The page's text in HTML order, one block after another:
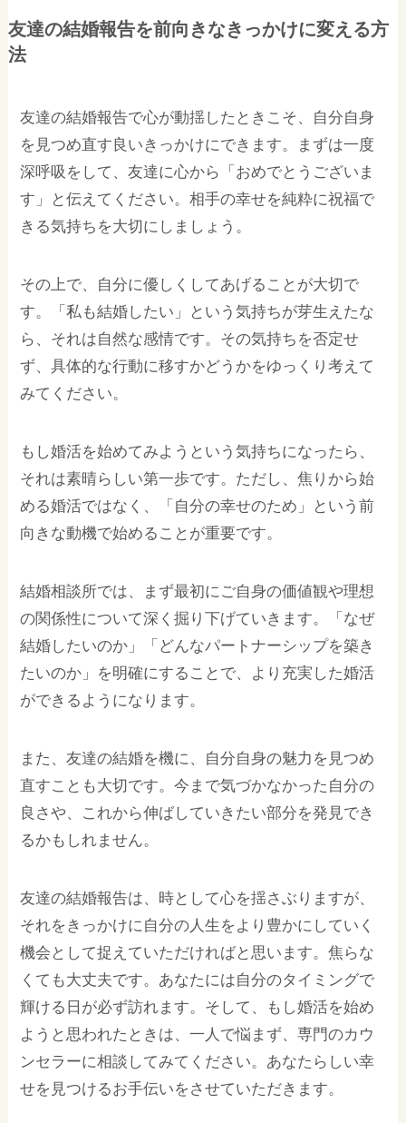
友達の結婚報告を前向きなきっかけに変える方
法
友達の結婚報告で心が動揺したときこそ、自分自身
を見つめ直す良いきっかけにできます。まずは一度
深呼吸をして、友達に心から「おめでとうございま
す」と伝えてください。相手の幸せを純粋に祝福で
きる気持ちを大切にしましょう。
その上で、自分に優しくしてあげることが大切で
す。「私も結婚したい」という気持ちが芽生えたな
ら、それは自然な感情です。その気持ちを否定せ
ず、具体的な行動に移すかどうかをゆっくり考えて
みてください。
もし婚活を始めてみようという気持ちになったら、
それは素晴らしい第一歩です。ただし、焦りから始
める婚活ではなく、「自分の幸せのため」という前
向きな動機で始めることが重要です。
結婚相談所では、まず最初にご自身の価値観や理想
の関係性について深く掘り下げていきます。「なぜ
結婚したいのか」「どんなパートナーシップを築き
たいのか」を明確にすることで、より充実した婚活
ができるようになります。
また、友達の結婚を機に、自分自身の魅力を見つめ
直すことも大切です。今まで気づかなかった自分の
良さや、これから伸ばしていきたい部分を発見でき
るかもしれません。
友達の結婚報告は、時として心を揺さぶりますが、
それをきっかけに自分の人生をより豊かにしていく
機会として捉えていただければと思います。焦らな
くても大丈夫です。あなたには自分のタイミングで
輝ける日が必ず訪れます。そして、もし婚活を始め
ようと思われたときは、一人で悩まず、専門のカウ
ンセラーに相談してみてください。あなたらしい幸
せを見つけるお手伝いをさせていただきます。